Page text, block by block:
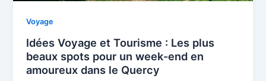
Voyage
Idées Voyage et Tourisme : Les plus
beaux spots pour un week-end en
amoureux dans le Quercy